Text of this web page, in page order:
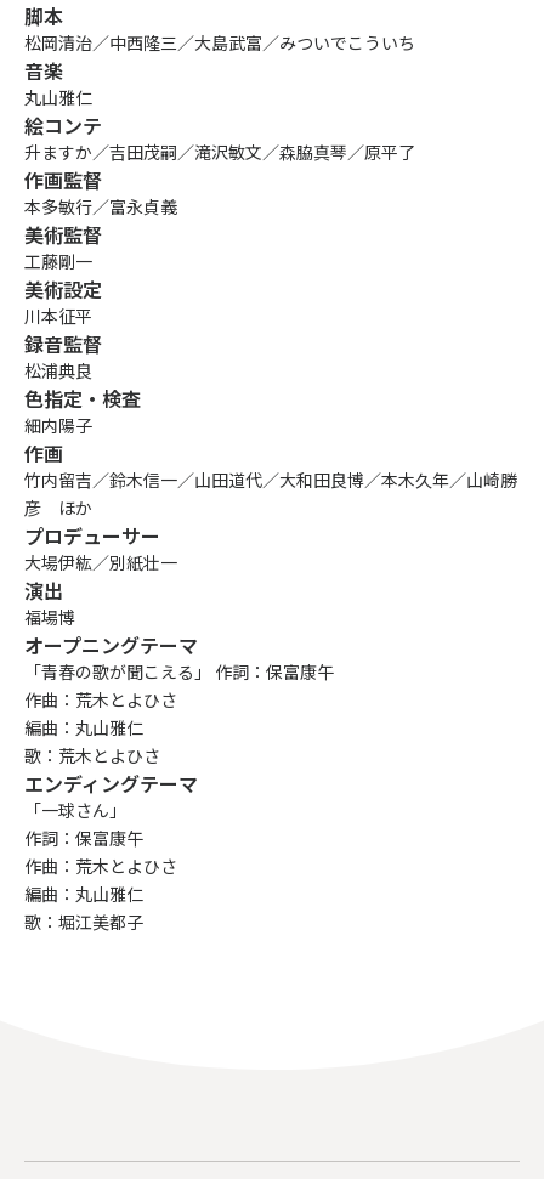
脚本
松岡清治／中西隆三／大島武富／みついでこういち
音楽
丸山雅仁
絵コンテ
升ますか／吉田茂嗣／滝沢敏文／森脇真琴／原平了
作画監督
本多敏行／富永貞義
美術監督
工藤剛一
美術設定
川本征平
録音監督
松浦典良
色指定・検査
細内陽子
作画
竹内留吉／鈴木信一／山田道代／大和田良博／本木久年／山崎勝
彦 ほか
プロデューサー
大場伊紘／別紙壮一
演出
福場博
オープニングテーマ
「青春の歌が聞こえる」 作詞：保富康午
作曲：荒木とよひさ
編曲：丸山雅仁
歌：荒木とよひさ
エンディングテーマ
「一球さん」
作詞：保富康午
作曲：荒木とよひさ
編曲：丸山雅仁
歌：堀江美都子